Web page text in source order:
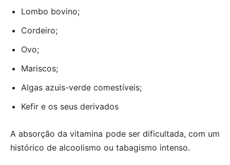
Lombo bovino;
Cordeiro;
Ovo;
Mariscos;
Algas azuis-verde comestíveis;
Kefir e os seus derivados
A absorção da vitamina pode ser dificultada, com um
histórico de alcoolismo ou tabagismo intenso.